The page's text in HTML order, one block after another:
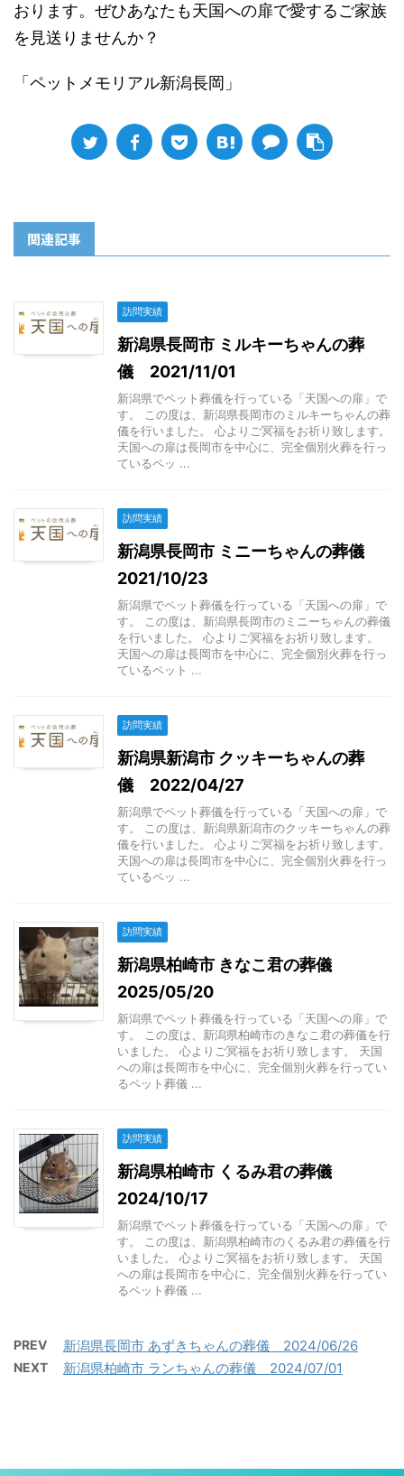
おります。ぜひあなたも天国への扉で愛するご家族
を見送りませんか？
「ペットメモリアル新潟長岡」
関連記事
訪問実績
新潟県長岡市 ミルキーちゃんの葬
儀 2021/11/01
新潟県でペット葬儀を行っている「天国への扉」で
す。 この度は、新潟県長岡市のミルキーちゃんの葬
儀を行いました。 心よりご冥福をお祈り致します。
天国への扉は長岡市を中心に、完全個別火葬を行っ
ているペッ ...
訪問実績
新潟県長岡市 ミニーちゃんの葬儀
2021/10/23
新潟県でペット葬儀を行っている「天国への扉」で
す。 この度は、新潟県長岡市のミニーちゃんの葬儀
を行いました。 心よりご冥福をお祈り致します。
天国への扉は長岡市を中心に、完全個別火葬を行っ
ているペット ...
訪問実績
新潟県新潟市 クッキーちゃんの葬
儀 2022/04/27
新潟県でペット葬儀を行っている「天国への扉」で
す。 この度は、新潟県新潟市のクッキーちゃんの葬
儀を行いました。 心よりご冥福をお祈り致します。
天国への扉は長岡市を中心に、完全個別火葬を行っ
ているペッ ...
訪問実績
新潟県柏崎市 きなこ君の葬儀
2025/05/20
新潟県でペット葬儀を行っている「天国への扉」で
す。 この度は、新潟県柏崎市のきなこ君の葬儀を行
いました。 心よりご冥福をお祈り致します。 天国
への扉は長岡市を中心に、完全個別火葬を行ってい
るペット葬儀 ...
訪問実績
新潟県柏崎市 くるみ君の葬儀
2024/10/17
新潟県でペット葬儀を行っている「天国への扉」で
す。 この度は、新潟県柏崎市のくるみ君の葬儀を行
いました。 心よりご冥福をお祈り致します。 天国
への扉は長岡市を中心に、完全個別火葬を行ってい
るペット葬儀 ...
PREV 新潟県長岡市 あずきちゃんの葬儀 2024/06/26
NEXT 新潟県柏崎市 ランちゃんの葬儀 2024/07/01